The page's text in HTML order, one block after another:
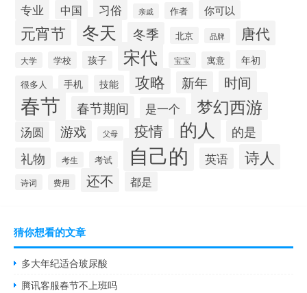
专业 中国 习俗 亲戚 作者 你可以
元宵节 冬天 冬季 北京 品牌 唐代
大学 学校 孩子 宋代 宝宝 寓意 年初
很多人 手机 技能 攻略 新年 时间
春节 春节期间 是一个 梦幻西游
汤圆 游戏 父母 疫情 的人 的是
礼物 考生 考试 自己的 英语 诗人
诗词 费用 还不 都是
猜你想看的文章
多大年纪适合玻尿酸
腾讯客服春节不上班吗